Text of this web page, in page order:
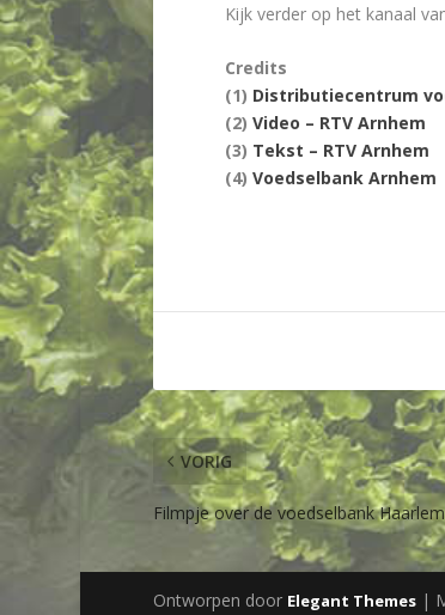
Kijk verder op het kanaal
Credits
(1) Distributiecentrum
(2) Video – RTV Arnhem
(3) Tekst – RTV Arnhem
(4) Voedselbank Arnhem
VORIG
Filmpje over de voedselbank
Ontworpen door Elegant Themes|